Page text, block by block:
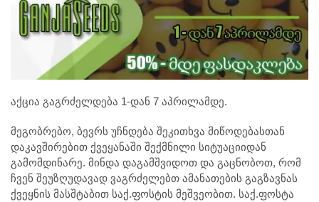
აქცია გაგრძელდება 1-დან 7 აპრილამდე.
მეგობრებო, ბევრს უჩნდება შეკითხვა მიწოდებასთან
დაკავშირებით ქვეყანაში შექმნილი სიტუაციიდან
გამომდინარე. მინდა დაგამშვიდოთ და გაცნობოთ, რომ
ჩვენ შეუზღუდავად ვაგრძელებთ ამანათების გაგზავნას
ქვეყნის მასშტაბით საქ.ფოსტის მეშვეობით. საქ.ფოსტა